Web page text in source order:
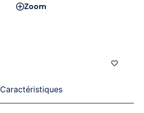
Zoom
Caractéristiques